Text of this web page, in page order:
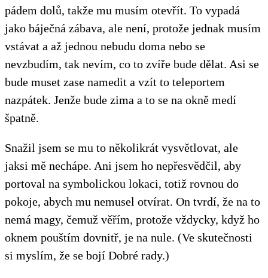
pádem dolů, takže mu musím otevřít. To vypadá
jako báječná zábava, ale není, protože jednak musím
vstávat a až jednou nebudu doma nebo se
nevzbudím, tak nevím, co to zvíře bude dělat. Asi se
bude muset zase namedit a vzít to teleportem
nazpátek. Jenže bude zima a to se na okně medí
špatně.
Snažil jsem se mu to několikrát vysvětlovat, ale
jaksi mě nechápe. Ani jsem ho nepřesvědčil, aby
portoval na symbolickou lokaci, totiž rovnou do
pokoje, abych mu nemusel otvírat. On tvrdí, že na to
nemá magy, čemuž věřím, protože vždycky, když ho
oknem pouštím dovnitř, je na nule. (Ve skutečnosti
si myslím, že se bojí Dobré rady.)